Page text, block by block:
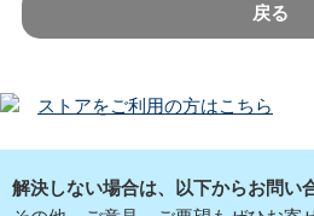
戻る
ストアをご利用の方はこちら
解決しない場合は、以下からお問い